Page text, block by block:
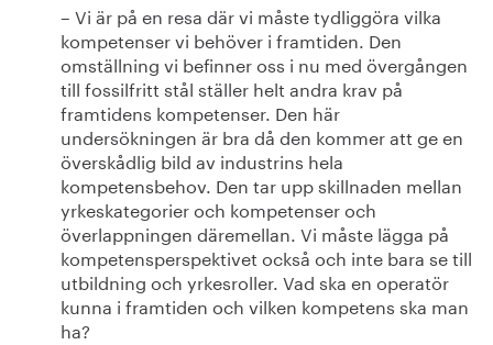
– Vi är på en resa där vi måste tydliggöra vilka
kompetenser vi behöver i framtiden. Den
omställning vi befinner oss i nu med övergången
till fossilfritt stål ställer helt andra krav på
framtidens kompetenser. Den här
undersökningen är bra då den kommer att ge en
överskådlig bild av industrins hela
kompetensbehov. Den tar upp skillnaden mellan
yrkeskategorier och kompetenser och
överlappningen däremellan. Vi måste lägga på
kompetensperspektivet också och inte bara se till
utbildning och yrkesroller. Vad ska en operatör
kunna i framtiden och vilken kompetens ska man
ha?